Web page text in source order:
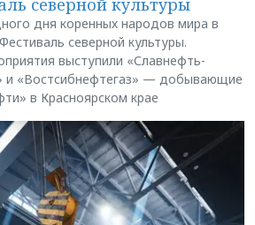
дня коренных народов мира в
северной культуры.
выступили «Славнефть-
и «Востсибнефтегаз» — добывающие
в Красноярском крае